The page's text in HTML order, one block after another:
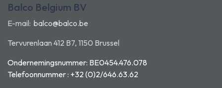
Balco Belgium BV
E-mail: balco@balco.be
Tervurenlaan 412 B7, 1150 Brussel
Ondernemingsnummer: BE0454.476.078
Telefoonnummer : +32 (0)2/646.63.62